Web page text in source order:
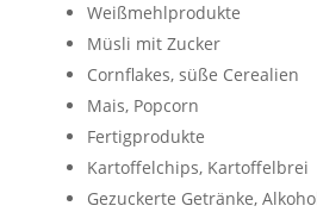
Weißmehlprodukte
Müsli mit Zucker
Cornflakes, süße Cerealien
Mais, Popcorn
Fertigprodukte
Kartoffelchips, Kartoffelbrei
Gezuckerte Getränke,